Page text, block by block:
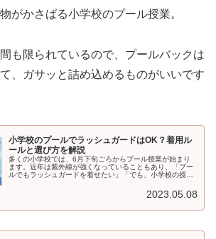
がかさばる小学校のプール授業。
も限られているので、プールバックは
、ガサッと詰め込めるものがいいです
小学校のプールでラッシュガードはOK？着用ル
ールと選び方を解説
多くの小学校では、6月下旬ごろからプール授業が始まり
ます。近年は紫外線が強くなっていることもあり、「プー
ルでもラッシュガードを着せたい」「でも、小学校の授業
2023.05.08